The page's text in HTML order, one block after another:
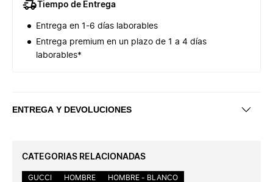
Tiempo de Entrega
Entrega en 1-6 días laborables
Entrega premium en un plazo de 1 a 4 días
laborables*
ENTREGA Y DEVOLUCIONES
CATEGORIAS RELACIONADAS
GUCCI HOMBRE
HOMBRE - BLANCO